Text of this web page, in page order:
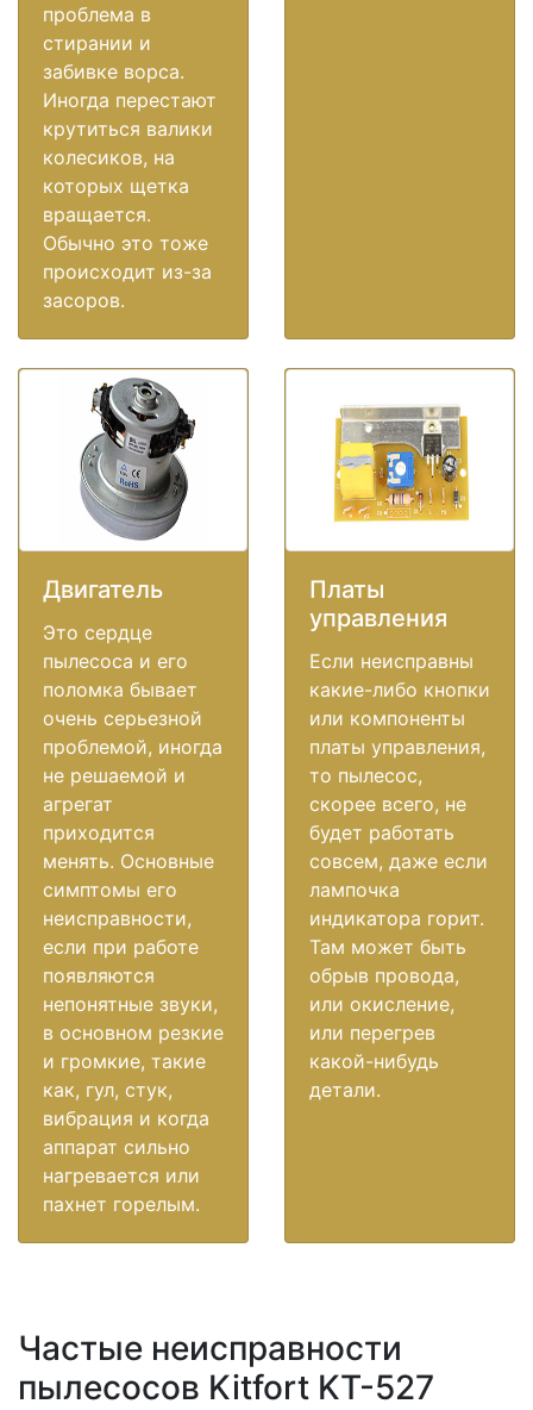
проблема в
стирании и
забивке ворса.
Иногда перестают
крутиться валики
колесиков, на
которых щетка
вращается.
Обычно это тоже
происходит из-за
засоров.
Двигатель
Это сердце
пылесоса и его
поломка бывает
очень серьезной
проблемой, иногда
не решаемой и
агрегат
приходится
менять. Основные
симптомы его
неисправности,
если при работе
появляются
непонятные звуки,
в основном резкие
и громкие, такие
как, гул, стук,
вибрация и когда
аппарат сильно
нагревается или
пахнет горелым.
Платы
управления
Если неисправны
какие-либо кнопки
или компоненты
платы управления,
то пылесос,
скорее всего, не
будет работать
совсем, даже если
лампочка
индикатора горит.
Там может быть
обрыв провода,
или окисление,
или перегрев
какой-нибудь
детали.
Частые неисправности
пылесосов Kitfort KT-527